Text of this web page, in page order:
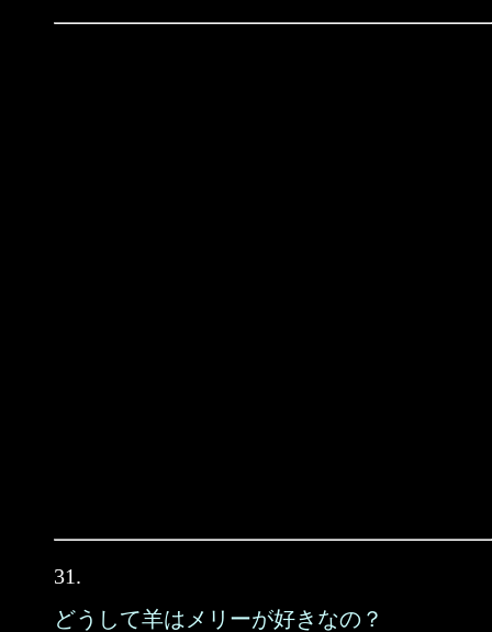
31.
どうして羊はメリーが好きなの？